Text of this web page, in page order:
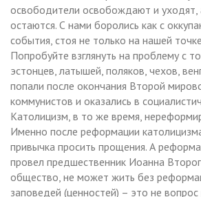
освободители освобождают и уходят,
остаются. С нами боролись как с
события, стоя не только на нашей
Попробуйте взглянуть на проблему с
эстонцев, латышей, поляков, чехов,
попали после окончания Второй
коммунистов и оказались в
Католицизм, в то же время,
Именно после реформации
привычка просить прощения. А
провел предшественник Иоанна
общество, не может жить без
заповедей (ценностей) – это не